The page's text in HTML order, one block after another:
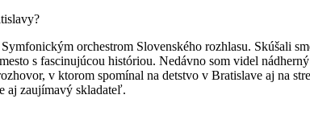
orchestrom Slovenského rozhlasu. Skúšali
s fascinujúcou históriou. Nedávno som videl
v ktorom spomínal na detstvo v Bratislave aj na
aj zaujímavý skladateľ.